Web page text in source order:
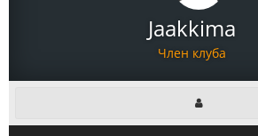
Jaakkima
Член клуба